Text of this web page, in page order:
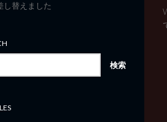
し替えました